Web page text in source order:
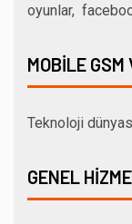
oyunlar,
MOBILE
Teknoloji
GENEL